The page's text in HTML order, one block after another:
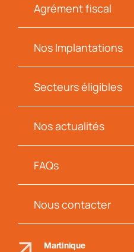
Agrément fiscal
Nos Implantations
Secteurs éligibles
Nos actualités
FAQs
Nous contacter
Martinique